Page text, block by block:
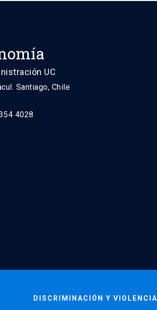
UC
Santiago, Chile
4028
DISCRIMINACIÓN Y VIOLENCIA